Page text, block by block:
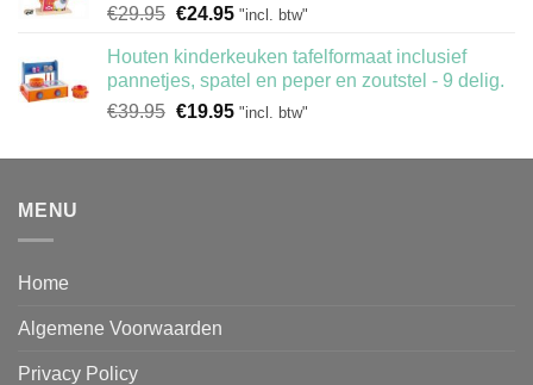
€29.95 Oorspronkelijke
was:
€29.95.
€24.95Huidige
is:
€24.95.
"incl. btw"
Houten kinderkeuken tafelformaat inclusief
pannetjes, spatel en peper en zoutstel - 9 delig.
€39.95 Oorspronkelijke
was:
€19.95Huidige
is:
"incl. btw"
MENU
Home
Algemene Voorwaarden
Privacy Policy